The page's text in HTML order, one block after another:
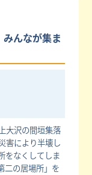
んなが集ま
大沢の間垣集落
害により半壊し
をなくしてしま
二の居場所」を